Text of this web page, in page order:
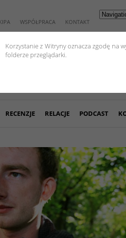
Korzystanie z Witryny oznacza zgodę na
folderze przeglądarki.
WSPÓŁPRACA KONTAKT
RECENZJE RELACJE PODCAST